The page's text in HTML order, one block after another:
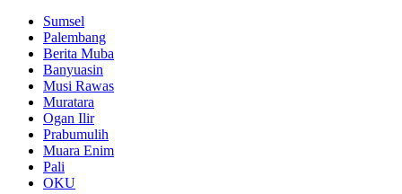
Sumsel
Palembang
Berita Muba
Banyuasin
Musi Rawas
Muratara
Ogan Ilir
Prabumulih
Muara Enim
Pali
OKU